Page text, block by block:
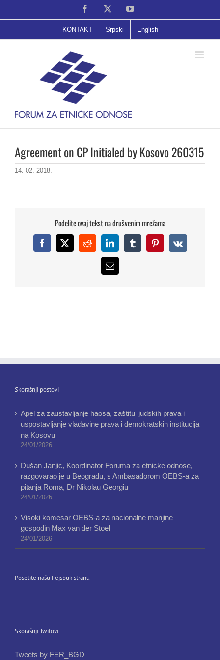
Facebook YouTube
KONTAKT Srpski English
Agreement on CP Initialed by Kosovo 260315
14. 02. 2018.
Podelite ovaj tekst na drušvenim mrežama
Facebook
X RedditLinkedInTumblrPinterest
Vk
Email
Skorašnji postovi
Apel za zaustavljanje haosa, zaštitu ljudskih prava i
uspostavljanje vladavine prava i demokratskih institucija
na Kosovu
24/01/2026
Dušan Janjic, Koordinator Foruma za etnicke odnose,
razgovarao je u Beogradu, s Ambasadorom OEBS-a za
pitanja Roma, Dr Nikolau Georgiu
24/01/2026
Visoki komesar OEBS-a za nacionalne manjine
gospodin Max van der Stoel
24/01/2026
Posetite našu Fejsbuk stranu
Skorašnji Twitovi
Tweets by FER_BGD